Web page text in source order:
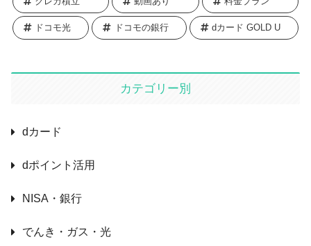
ドコモ光 ドコモの銀行 dカード GOLD U
カテゴリー別
dカード
dポイント活用
NISA・銀行
でんき・ガス・光